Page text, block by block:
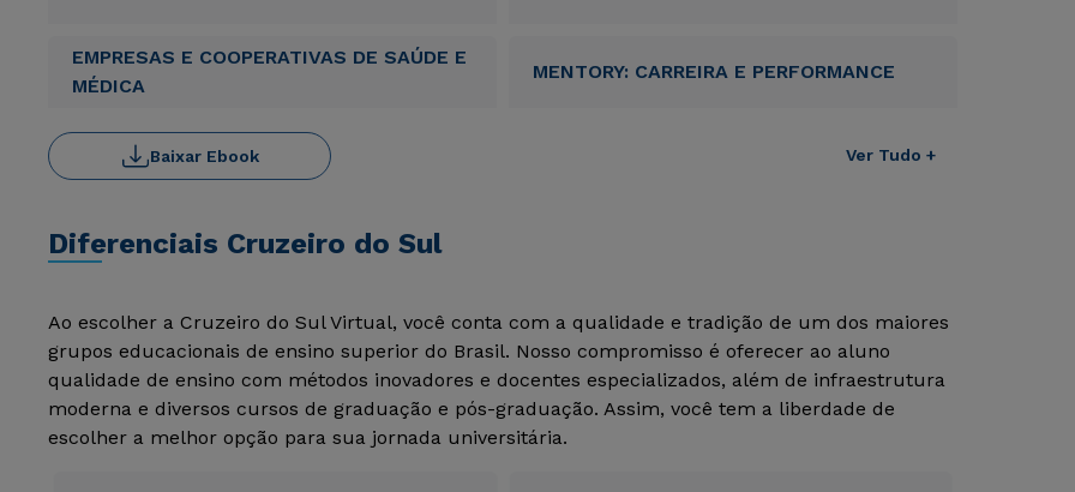
EMPRESAS E COOPERATIVAS DE SAÚDE E
MÉDICA
MENTORY: CARREIRA E PERFORMANCE
Ver Tudo +
Baixar Ebook
Diferenciais Cruzeiro do Sul
Ao escolher a Cruzeiro do Sul Virtual, você conta com a qualidade e tradição de um dos maiores
grupos educacionais de ensino superior do Brasil. Nosso compromisso é oferecer ao aluno
qualidade de ensino com métodos inovadores e docentes especializados, além de infraestrutura
moderna e diversos cursos de graduação e pós-graduação. Assim, você tem a liberdade de
escolher a melhor opção para sua jornada universitária.